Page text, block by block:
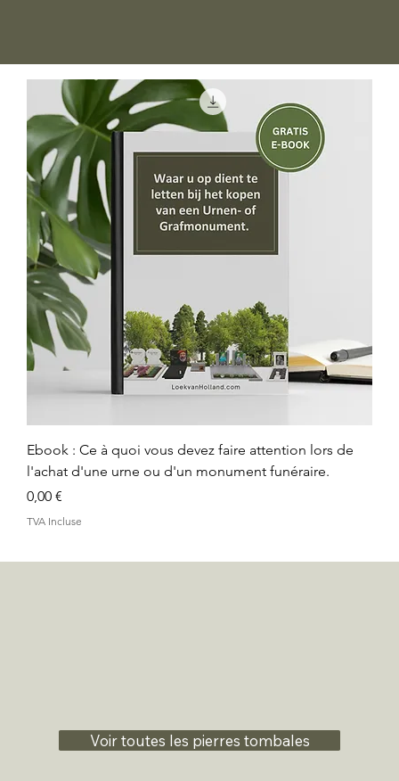
Ebook : Ce à quoi vous devez faire attention lors de
l'achat d'une urne ou d'un monument funéraire.
Prix
0,00 €
TVA Incluse
Voir toutes les pierres tombales